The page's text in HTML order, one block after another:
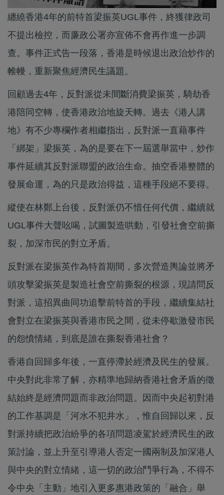
纏繞香港4年的前特首梁振英UGL事件，終獲律政司
不提出檢控，而廉政公署亦宣佈不會再作進一步調
查。事件正式告一段落，香港是時候退出政治炒作的
帷幔，重新聚焦經濟民生議題。
回顧過去4年，反對派從未間斷消費梁振英，騎劫香
港陪同空轉，使香港政治地旋天轉。過去《港人講
地》有不少專欄作者相繼指出，反對派一直藉事件
「綁架」梁振英，為的是要在下一屆選舉當中，炒作
事件延續其反對派聯盟的政治生命。抽空香港整體的
發展命運，為的只是政治得益，這種手段絕不要得。
縱使在林鄭上台後，反對派仍不惜任何代價，繼續就
UGL事件大聲吆喝，試圖製造哄動，引發社會空前撕
裂，加深市民的對立矛盾。
反對派在梁振英作為特首期間，多次營造輿論並將矛
頭攻擊梁振英是製造社會空前撕裂的根源，現請問反
對派，這招異曲同功追擊前特首的手段，繼續集結社
會對立在梁振英與香港市民之間，從未停歇激發市民
的怨憤情緒，到底是誰在撕裂香港社會？
香港自回歸多年後，一直停滯於經濟及民生的發展。
中央對此非常了解，亦精準地歸納香港社會矛盾的徵
結始終是經濟問題而非政治問題。因而中央起初對港
的工作基調是「河水不犯井水」，惟自回歸以來，反
對派持續把政治紛爭的各項問題凌駕於經濟民生的政
策討論，並上升至引導港人否定一國兩制及加深港人
與中央的對立情緒，這一切的政治鬥爭行為，不得不
令中央「主動」地引入更多惠港政策的「融合」舉